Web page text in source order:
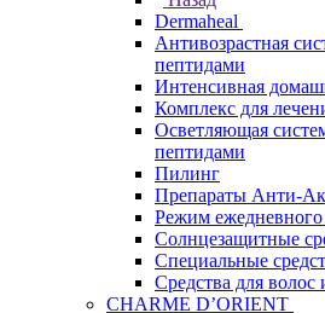
Dermaheal
Антивозрастная
пептидами
Интенсивная
Комплекс для
Осветляющая
пептидами
Пилинг
Препараты Анти-
Режим ежедневного
Солнцезащитные
Специальные
Средства для
CHARME D’ORIENT